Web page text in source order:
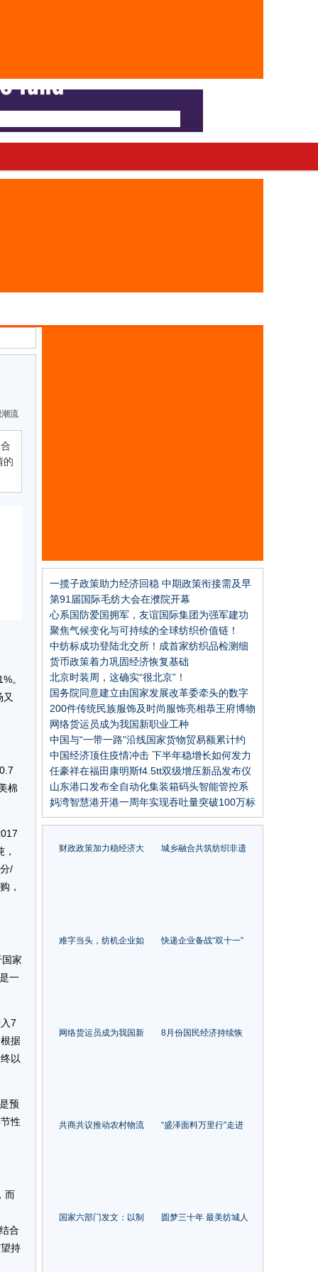
流
的
。
棉
/
，
家
一
7
据
以
预
性
而
合
持
一揽子政策助力经济回稳 中期政策衔接需及早
谋划
第91届国际毛纺大会在濮院开幕
心系国防爱国拥军，友谊国际集团为强军建功
立业
聚焦气候变化与可持续的全球纺织价值链！
2022国际纺联年会在瑞士召开
中纺标成功登陆北交所！成首家纺织品检测细
分领域上市公司
货币政策着力巩固经济恢复基础
北京时装周，这确实“很北京”！
国务院同意建立由国家发展改革委牵头的数字
经济发展部际联席会议制度
200件传统民族服饰及时尚服饰亮相恭王府博物
馆，中华民族服饰艺术展览隆重开幕
网络货运员成为我国新职业工种
中国与“一带一路”沿线国家货物贸易额累计约
12万亿美元
中国经济顶住疫情冲击 下半年稳增长如何发力
任豪祥在福田康明斯f4.5tt双级增压新品发布仪
式上的讲话
山东港口发布全自动化集装箱码头智能管控系
统
妈湾智慧港开港一周年实现吞吐量突破100万标
箱
财政政策加力稳经济大
城乡融合共筑纺织非遗
难字当头，纺机企业如
快递企业备战“双十一”
网络货运员成为我国新
8月份国民经济持续恢
共商共议推动农村物流
“盛泽面料万里行”走进
国家六部门发文：以制
圆梦三十年 最美纺城人